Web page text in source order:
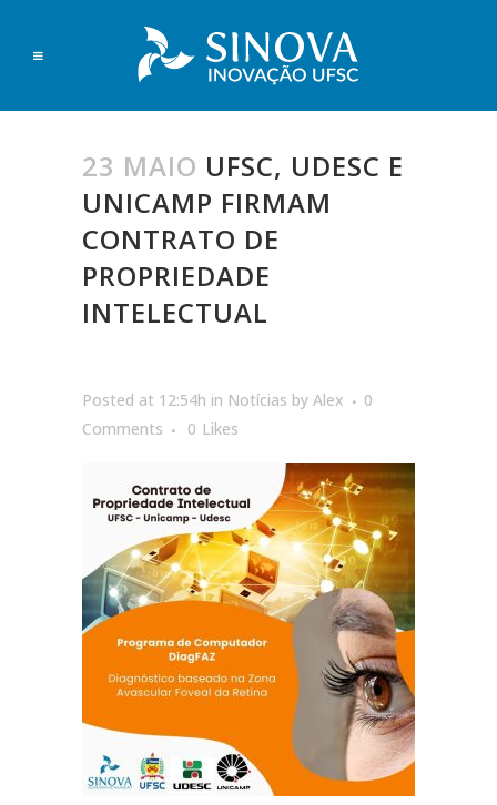
23 MAIO UFSC, UDESC E
UNICAMP FIRMAM
CONTRATO DE
PROPRIEDADE
INTELECTUAL
Posted at 12:54h in Notícias by Alex
0
Comments
0 Likes